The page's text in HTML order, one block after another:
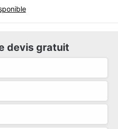
devis gratuit